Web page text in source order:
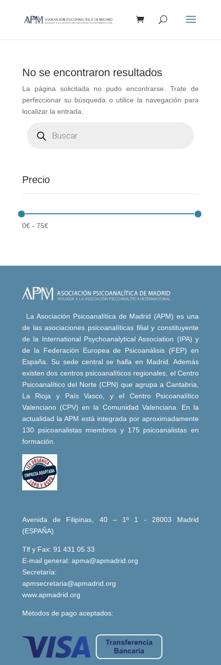
productos
No se encontraron resultados
La página solicitada no pudo encontrarse. Trate de
perfeccionar su búsqueda o utilice la navegación para
localizar la entrada.
productos
Precio
0€- 75€
La Asociación Psicoanalítica de Madrid (APM) es una
de las asociaciones psicoanalíticas filial y constituyente
de la International Psychoanalytical Association (IPA) y
de la Federación Europea de Psicoanálisis (FEP) en
España. Su sede central se halla en Madrid. Además
existen dos centros psicoanalíticos regionales, el Centro
Psicoanalítico del Norte (CPN) que agrupa a Cantabria,
La Rioja y País Vasco, y el Centro Psicoanalítico
Valenciano (CPV) en la Comunidad Valenciana. En la
actualidad la APM está integrada por aproximadamente
130 psicoanalistas miembros y 175 psicoanalistas en
formación.
Avenida de Filipinas, 40 – 1º 1 - 28003 Madrid
(ESPAÑA)
Tlf y Fax: 91 431 05 33
E-mail general: apma@apmadrid.org
Secretaría:
apmsecretaria@apmadrid.org
www.apmadrid.org
Métodos de pago aceptados: